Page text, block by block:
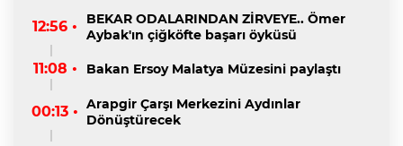
12:56 •
BEKAR ODALARINDAN ZİRVEYE.. Ömer
Aybak'ın çiğköfte başarı öyküsü
11:08 • Bakan Ersoy Malatya Müzesini paylaştı
00:13 • Arapgir Çarşı Merkezini Aydınlar
Dönüştürecek